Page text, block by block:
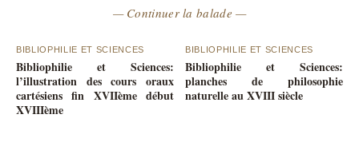
— Continuer la balade —
BIBLIOPHILIE ET SCIENCES
Bibliophilie et Sciences:
l’illustration des cours oraux
cartésiens fin XVIIème début
XVIIIème
BIBLIOPHILIE ET SCIENCES
Bibliophilie et Sciences:
planches de philosophie
naturelle au XVIII siècle